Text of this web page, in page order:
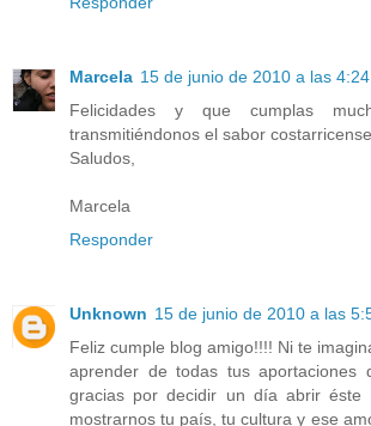
Marcela 15 de junio de 2010 a las 4:24
Felicidades y que cumplas
transmitiéndonos el sabor
Saludos,
Marcela
Responder
Unknown 15 de junio de 2010 a las
Feliz cumple blog amigo!!!! Ni te
aprender de todas tus aportaciones
gracias por decidir un día abrir éste
mostrarnos tu país, tu cultura y ese